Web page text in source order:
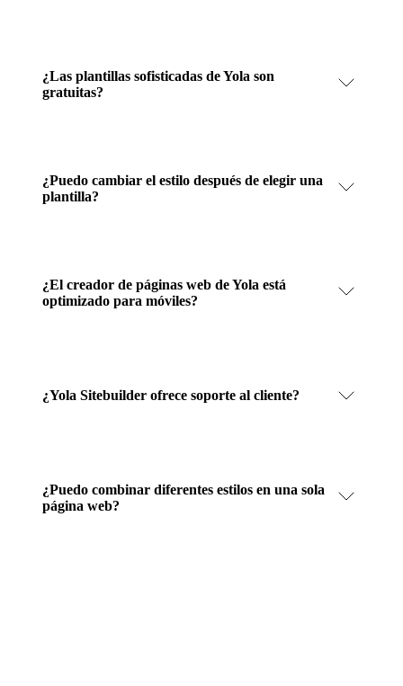
¿Las plantillas sofisticadas de Yola son
gratuitas?
¿Puedo cambiar el estilo después de elegir una
plantilla?
¿El creador de páginas web de Yola está
optimizado para móviles?
¿Yola Sitebuilder ofrece soporte al cliente?
¿Puedo combinar diferentes estilos en una sola
página web?